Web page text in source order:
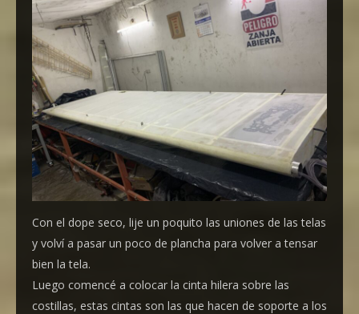
Con el dope seco, lije un poquito las uniones de las telas
y volví a pasar un poco de plancha para volver a tensar
bien la tela.
Luego comencé a colocar la cinta hilera sobre las
costillas, estas cintas son las que hacen de soporte a los